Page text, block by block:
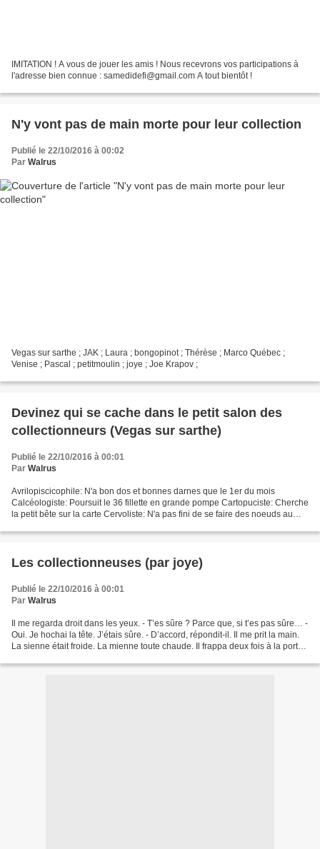
IMITATION ! A vous de jouer les amis ! Nous recevrons vos participations à
l'adresse bien connue : samedidefi@gmail.com A tout bientôt !
N'y vont pas de main morte pour leur collection
Publié le 22/10/2016 à 00:02
Par Walrus
Vegas sur sarthe ; JAK ; Laura ; bongopinot ; Thérèse ; Marco Québec ;
Venise ; Pascal ; petitmoulin ; joye ; Joe Krapov ;
Devinez qui se cache dans le petit salon des
collectionneurs (Vegas sur sarthe)
Publié le 22/10/2016 à 00:01
Par Walrus
Avrilopiscicophile: N'a bon dos et bonnes darnes que le 1er du mois
Calcéologiste: Poursuit le 36 fillette en grande pompe Cartopuciste: Cherche
la petit bête sur la carte Cervoliste: N'a pas fini de se faire des noeuds au
Les collectionneuses (par joye)
Publié le 22/10/2016 à 00:01
Par Walrus
Il me regarda droit dans les yeux. - T’es sûre ? Parce que, si t’es pas sûre… -
Oui. Je hochai la tête. J’étais sûre. - D’accord, répondit-il. Il me prit la main.
La sienne était froide. La mienne toute chaude. Il frappa deux fois à la porte